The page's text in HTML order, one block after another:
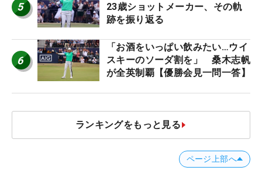
5
23歳ショットメーカー、その軌
跡を振り返る
6
「お酒をいっぱい飲みたい…ウイ
スキーのソーダ割を」 桑木志帆
が全英制覇【優勝会見一問一答】
ランキングをもっと見る
ページ上部へ